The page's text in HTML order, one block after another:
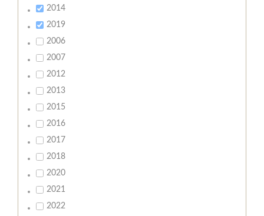
2014
2019
2006
2007
2012
2013
2015
2016
2017
2018
2020
2021
2022